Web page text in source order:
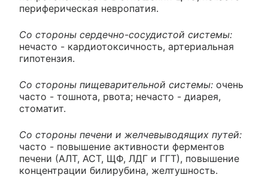
периферическая невропатия.
Со стороны сердечно-сосудистой системы:
нечасто - кардиотоксичность, артериальная
гипотензия.
Со стороны пищеварительной системы: очень
часто - тошнота, рвота; нечасто - диарея,
стоматит.
Со стороны печени и желчевыводящих путей:
часто - повышение активности ферментов
печени (АЛТ, ACT, ЩФ, ЛДГ и ГГТ), повышение
концентрации билирубина, желтушность.